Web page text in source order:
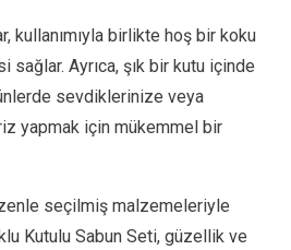
kullanımıyla birlikte hoş bir koku
Ayrıca, şık bir kutu içinde
sevdiklerinize veya
yapmak için mükemmel bir
seçilmiş malzemeleriyle
Kutulu Sabun Seti, güzellik ve